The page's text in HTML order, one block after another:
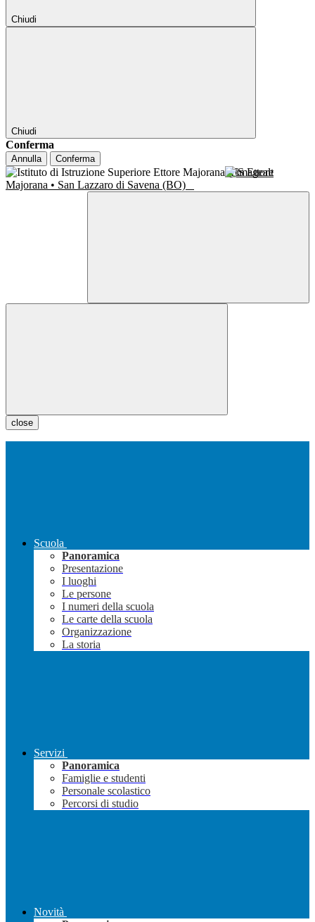
Chiudi
Chiudi
Conferma
Annulla Conferma
IIS Ettore
Majorana • San Lazzaro di Savena (BO)
close
Scuola
Panoramica
Presentazione
I luoghi
Le persone
I numeri della scuola
Le carte della scuola
Organizzazione
La storia
Servizi
Panoramica
Famiglie e studenti
Personale scolastico
Percorsi di studio
Novità